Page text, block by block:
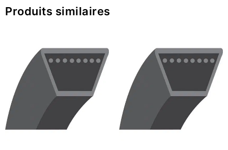
Produits similaires